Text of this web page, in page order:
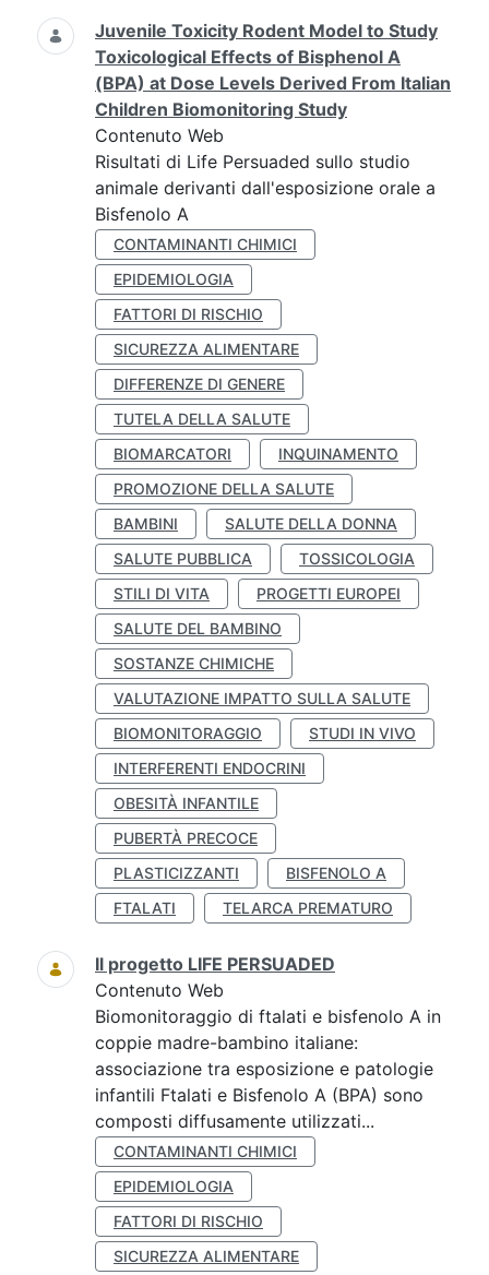
Juvenile Toxicity Rodent Model to Study
Toxicological Effects of Bisphenol A
(BPA) at Dose Levels Derived From Italian
Children Biomonitoring Study
Contenuto Web
Risultati di Life Persuaded sullo studio
animale derivanti dall'esposizione orale a
Bisfenolo A
CONTAMINANTI CHIMICI
EPIDEMIOLOGIA
FATTORI DI RISCHIO
SICUREZZA ALIMENTARE
DIFFERENZE DI GENERE
TUTELA DELLA SALUTE
BIOMARCATORI
INQUINAMENTO
PROMOZIONE DELLA SALUTE
BAMBINI
SALUTE DELLA DONNA
SALUTE PUBBLICA
TOSSICOLOGIA
STILI DI VITA
PROGETTI EUROPEI
SALUTE DEL BAMBINO
SOSTANZE CHIMICHE
VALUTAZIONE IMPATTO SULLA SALUTE
BIOMONITORAGGIO
STUDI IN VIVO
INTERFERENTI ENDOCRINI
OBESITÀ INFANTILE
PUBERTÀ PRECOCE
PLASTICIZZANTI
BISFENOLO A
FTALATI
TELARCA PREMATURO
Il progetto LIFE PERSUADED
Contenuto Web
Biomonitoraggio di ftalati e bisfenolo A in
coppie madre-bambino italiane:
associazione tra esposizione e patologie
infantili Ftalati e Bisfenolo A (BPA) sono
composti diffusamente utilizzati...
CONTAMINANTI CHIMICI
EPIDEMIOLOGIA
FATTORI DI RISCHIO
SICUREZZA ALIMENTARE